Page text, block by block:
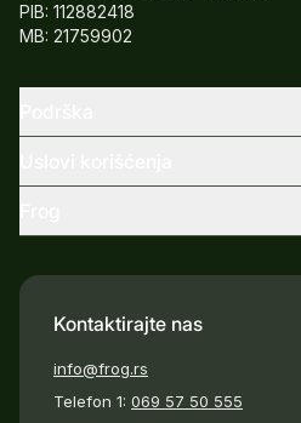
PIB: 112882418
MB: 21759902
Kontaktirajte nas
info@frog.rs
Telefon 1: 069 57 50 555